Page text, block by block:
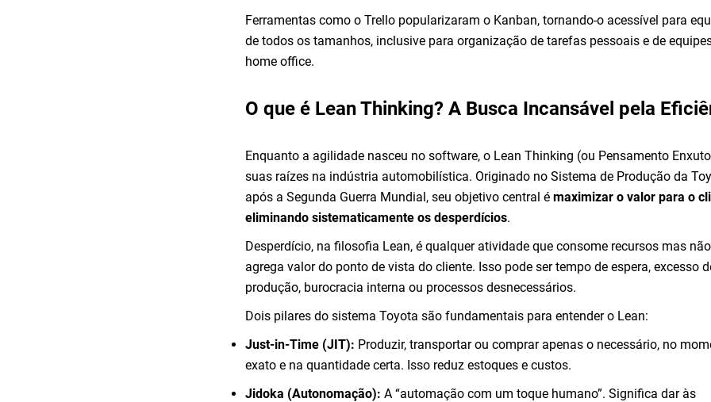
Ferramentas como o Trello popularizaram o Kanban, tornando-o acessível para
de todos os tamanhos, inclusive para organização de tarefas pessoais e de
home office.
O que é Lean Thinking? A Busca Incansável pela
Enquanto a agilidade nasceu no software, o Lean Thinking (ou Pensamento
suas raízes na indústria automobilística. Originado no Sistema de Produção da
após a Segunda Guerra Mundial, seu objetivo central émaximizar o valor para o
eliminando sistematicamente os desperdícios.
Desperdício, na filosofia Lean, é qualquer atividade que consome recursos mas não
agrega valor do ponto de vista do cliente. Isso pode ser tempo de espera, excesso
produção, burocracia interna ou processos desnecessários.
Dois pilares do sistema Toyota são fundamentais para entender o Lean:
Just-in-Time (JIT): Produzir, transportar ou comprar apenas o necessário, no
exato e na quantidade certa. Isso reduz estoques e custos.
Jidoka (Autonomação): A “automação com um toque humano”. Significa dar às